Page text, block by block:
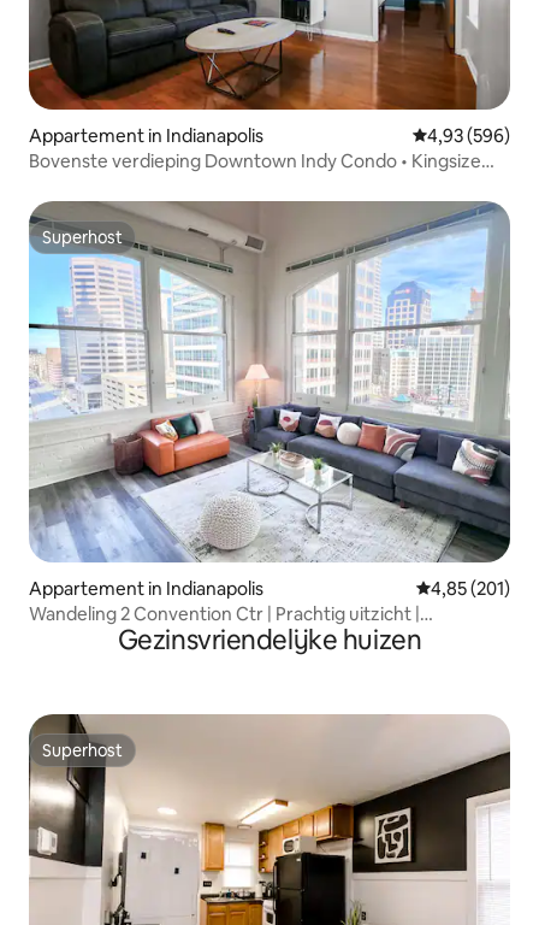
Appartement in Indianapolis Gemiddelde
4,93 (596)
Bovenste verdieping Downtown Indy Condo • Kingsize
Superhost
Superhost
Appartement in Indianapolis Gemiddelde
4,85 (201)
Wandeling 2 Convention Ctr | Prachtig uitzicht |
PenthouseGezinsvriendelijke huizen
Superhost
Superhost